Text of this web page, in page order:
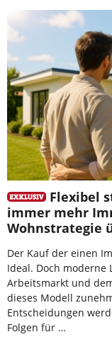
Flexibel
immer mehr
Wohnstrategie
Der Kauf der einen
Ideal. Doch moderne
Arbeitsmarkt und
dieses Modell
Entscheidungen
Folgen für …